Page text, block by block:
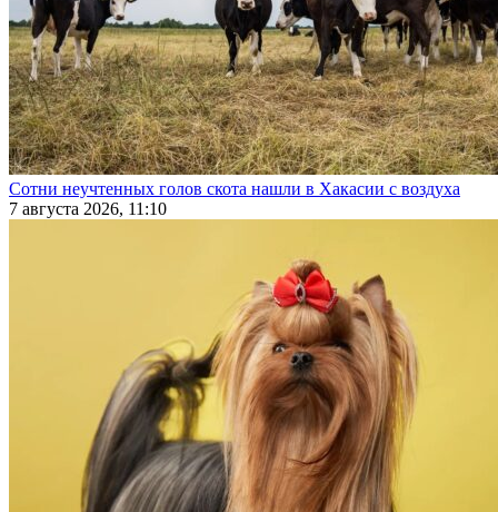
Сотни неучтенных голов скота нашли в Хакасии с воздуха
7 августа 2026, 11:10